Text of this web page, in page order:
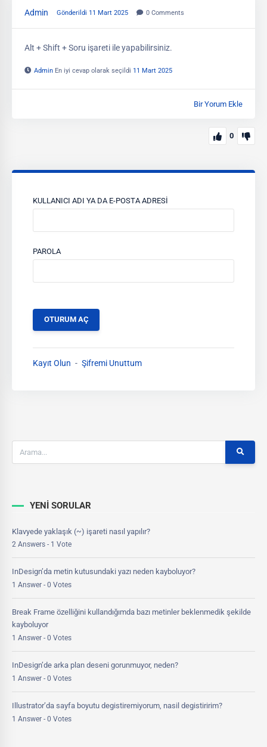
Admin Gönderildi 11 Mart 2025 0 Comments
Alt + Shift + Soru işareti ile yapabilirsiniz.
Admin En iyi cevap olarak seçildi 11 Mart 2025
Bir Yorum Ekle
0
KULLANICI ADI YA DA E-POSTA ADRESI
PAROLA
Kayıt Olun Şifremi Unuttum
YENI SORULAR
Klavyede yaklaşık (~) işareti nasıl yapılır?
2 Answers - 1 Vote
InDesign’da metin kutusundaki yazı neden kayboluyor?
1 Answer - 0 Votes
Break Frame özelliğini kullandığımda bazı metinler beklenmedik şekilde
kayboluyor
1 Answer - 0 Votes
InDesign’de arka plan deseni gorunmuyor, neden?
1 Answer - 0 Votes
Illustrator’da sayfa boyutu degistiremiyorum, nasil degistiririm?
1 Answer - 0 Votes